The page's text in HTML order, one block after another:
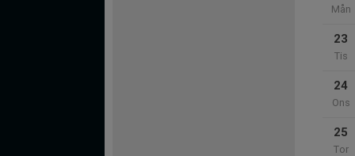
Mån
23
Tis
24
Ons
25
Tor